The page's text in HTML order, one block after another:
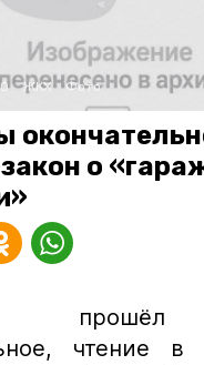
ЖКХ Фото:
о
прошёл
чтение